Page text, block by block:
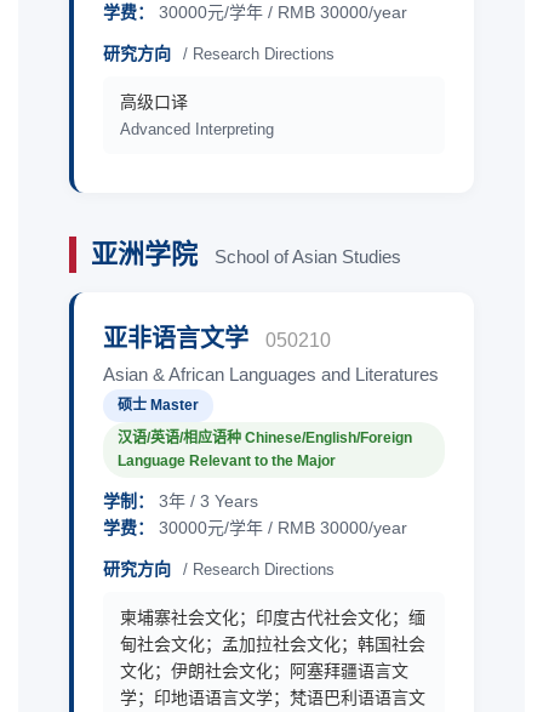
学费：
30000元/学年 / RMB 30000/year
研究方向 / Research Directions
高级口译
Advanced Interpreting
亚洲学院 School of Asian Studies
亚非语言文学
050210
Asian & African Languages and Literatures
硕士 Master
汉语/英语/相应语种 Chinese/English/Foreign
Language Relevant to the Major
学制：
3年 / 3 Years
学费：
30000元/学年 / RMB 30000/year
研究方向 / Research Directions
柬埔寨社会文化；印度古代社会文化；缅
甸社会文化；孟加拉社会文化；韩国社会
文化；伊朗社会文化；阿塞拜疆语言文
学；印地语语言文学；梵语巴利语语言文